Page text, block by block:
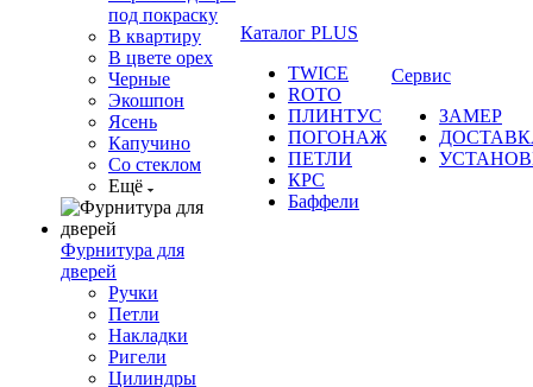
под покраску
В квартиру
В цвете орех
Черные
Экошпон
Ясень
Капучино
Со стеклом
Ещё
Фурнитура для
дверей
Ручки
Петли
Накладки
Ригели
Цилиндры
Каталог PLUS
TWICE
ROTO
ПЛИНТУС
ПОГОНАЖ
ПЕТЛИ
КРС
Баффели
Сервис
ЗАМЕР